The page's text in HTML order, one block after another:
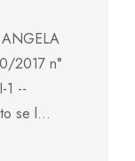
2017 n°
1 --
se l...